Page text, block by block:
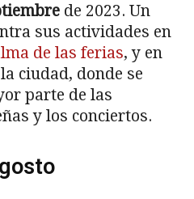
de 2023. Un
sus actividades en
de las ferias, y en
ciudad, donde se
parte de las
y los conciertos.